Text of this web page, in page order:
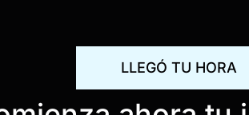
LLEGÓ TU HORA